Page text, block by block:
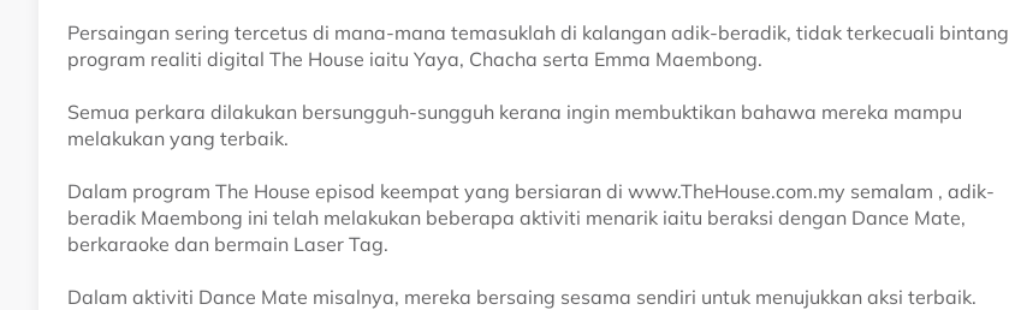
Persaingan sering tercetus di mana-mana temasuklah di kalangan adik-beradik, tidak terkecuali bintang
program realiti digital The House iaitu Yaya, Chacha serta Emma Maembong.
Semua perkara dilakukan bersungguh-sungguh kerana ingin membuktikan bahawa mereka mampu
melakukan yang terbaik.
Dalam program The House episod keempat yang bersiaran di www.TheHouse.com.my semalam , adik-
beradik Maembong ini telah melakukan beberapa aktiviti menarik iaitu beraksi dengan Dance Mate,
berkaraoke dan bermain Laser Tag.
Dalam aktiviti Dance Mate misalnya, mereka bersaing sesama sendiri untuk menujukkan aksi terbaik.